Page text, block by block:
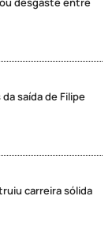
saída de Filipe
carreira sólida